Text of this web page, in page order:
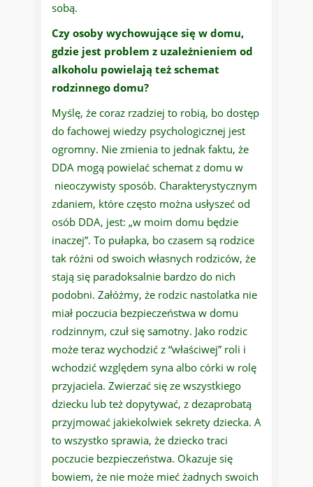
sobą.
Czy osoby wychowujące się w domu,
gdzie jest problem z uzależnieniem od
alkoholu powielają też schemat
rodzinnego domu?
Myślę, że coraz rzadziej to robią, bo dostęp
do fachowej wiedzy psychologicznej jest
ogromny. Nie zmienia to jednak faktu, że
DDA mogą powielać schemat z domu w
nieoczywisty sposób. Charakterystycznym
zdaniem, które często można usłyszeć od
osób DDA, jest: „w moim domu będzie
inaczej”. To pułapka, bo czasem są rodzice
tak różni od swoich własnych rodziców, że
stają się paradoksalnie bardzo do nich
podobni. Załóżmy, że rodzic nastolatka nie
miał poczucia bezpieczeństwa w domu
rodzinnym, czuł się samotny. Jako rodzic
może teraz wychodzić z “właściwej” roli i
wchodzić względem syna albo córki w rolę
przyjaciela. Zwierzać się ze wszystkiego
dziecku lub też dopytywać, z dezaprobatą
przyjmować jakiekolwiek sekrety dziecka. A
to wszystko sprawia, że dziecko traci
poczucie bezpieczeństwa. Okazuje się
bowiem, że nie może mieć żadnych swoich